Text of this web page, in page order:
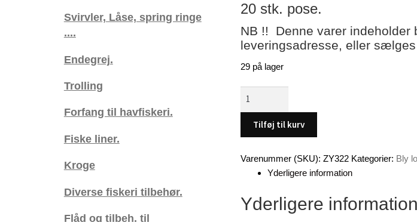
20 stk. pose.
NB !! Denne varer indeholder
leveringsadresse, eller
29 på lager
med
gummi-
(7
20)
Tilføj til kurv
Varenummer (SKU): ZY322 Kategorier: Bly
Yderligere information
Yderligere information
Svirvler, Låse, spring ringe
....
Endegrej.
Trolling
Forfang til havfiskeri.
Fiske liner.
Kroge
Diverse fiskeri tilbehør.
Flåd og tilbeh. til